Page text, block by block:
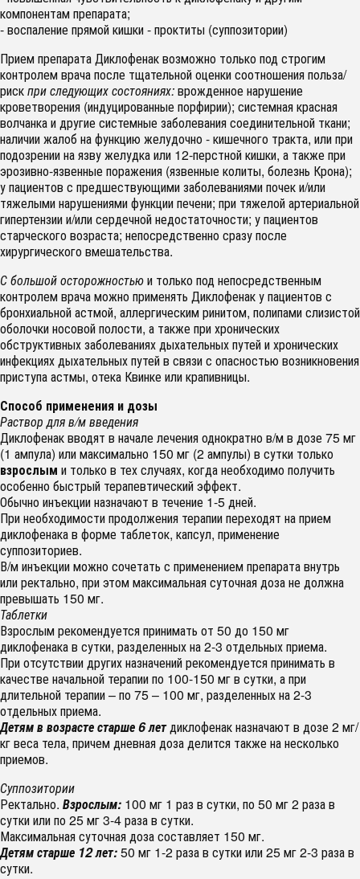
компонентам препарата;
- воспаление прямой кишки - проктиты (суппозитории)
Прием препарата Диклофенак возможно только под строгим
контролем врача после тщательной оценки соотношения польза/
рискпри следующих состояниях:врожденное нарушение
кроветворения (индуцированные порфирии); системная красная
волчанка и другие системные заболевания соединительной ткани;
наличии жалоб на функцию желудочно - кишечного тракта, или при
подозрении на язву желудка или 12-перстной кишки, а также при
эрозивно-язвенные поражения (язвенные колиты, болезнь Крона);
у пациентов с предшествующими заболеваниями почек и/или
тяжелыми нарушениями функции печени; при тяжелой артериальной
гипертензии и/или сердечной недостаточности; у пациентов
старческого возраста; непосредственно сразу после
хирургического вмешательства.
С большой осторожностьюи только под непосредственным
контролем врача можно применять Диклофенак у пациентов с
бронхиальной астмой, аллергическим ринитом, полипами слизистой
оболочки носовой полости, а также при хронических
обструктивных заболеваниях дыхательных путей и хронических
инфекциях дыхательных путей в связи с опасностью возникновения
приступа астмы, отека Квинке или крапивницы.
Способ применения и дозы
Раствор для в/м введения
Диклофенак вводят в начале лечения однократно в/м в дозе 75 мг
(1 ампула) или максимально 150 мг (2 ампулы) в сутки только
взрослым и только в тех случаях, когда необходимо получить
особенно быстрый терапевтический эффект.
Обычно инъекции назначают в течение 1-5 дней.
При необходимости продолжения терапии переходят на прием
диклофенака в форме таблеток, капсул, применение
суппозиториев.
В/м инъекции можно сочетать с применением препарата внутрь
или ректально, при этом максимальная суточная доза не должна
превышать 150 мг.
Таблетки
Взрослым рекомендуется принимать от 50 до 150 мг
диклофенака в сутки, разделенных на 2-3 отдельных приема.
При отсутствии других назначений рекомендуется принимать в
качестве начальной терапии по 100-150 мг в сутки, а при
длительной терапии – по 75 – 100 мг, разделенных на 2-3
отдельных приема.
Детям в возрасте старше 6 летдиклофенак назначают в дозе 2 мг/
кг веса тела, причем дневная доза делится также на несколько
приемов.
Суппозитории
Ректально. Взрослым: 100 мг 1 раз в сутки, по 50 мг 2 раза в
сутки или по 25 мг 3-4 раза в сутки.
Максимальная суточная доза составляет 150 мг.
Детям старше 12 лет:50 мг 1-2 раза в сутки или 25 мг 2-3 раза в
сутки.